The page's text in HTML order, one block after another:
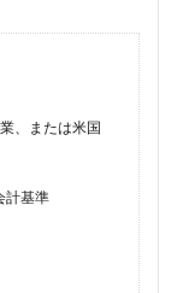
、または米国
計基準